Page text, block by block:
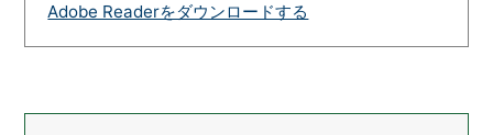
Adobe Readerをダウンロードする